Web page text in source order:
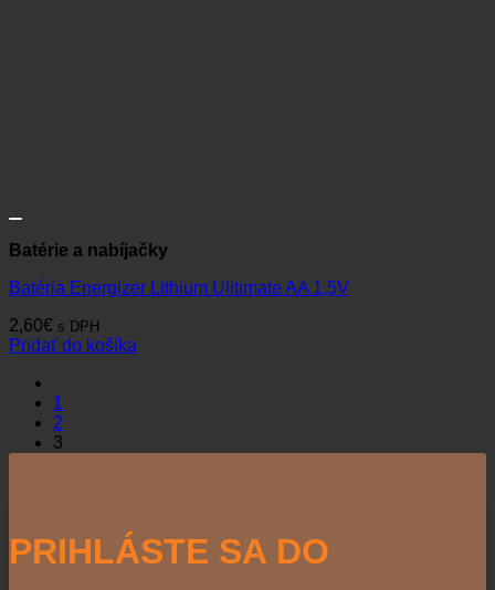
Batérie a nabíjačky
Batéria Energizer Lithium Ulitimate AA 1,5V
2,60€ s DPH
Pridať do košíka
1
2
3
PRIHLÁSTE SA DO